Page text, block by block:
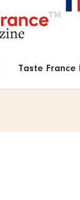
Taste France